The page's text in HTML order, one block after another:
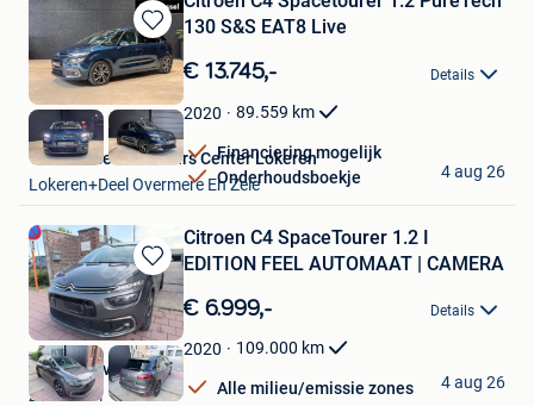
Bewaren
in
Mijn
Favorieten
130 S&S EAT8 Live
€ 13.745,- Details
2020 89.559 km
Financiering mogelijk
Onderhoudsboekje
Van Mossel Used Cars Center Lokeren
Lokeren+Deel Overmere En Zele
4 aug 26
Bewaren
in
Mijn
Favorieten
Citroen C4 SpaceTourer 1.2 I
EDITION FEEL AUTOMAAT | CAMERA
€ 6.999,- Details
2020 109.000 km
Alle milieu/emissie zones
Deal & Drive Motors
Zaventem
4 aug 26